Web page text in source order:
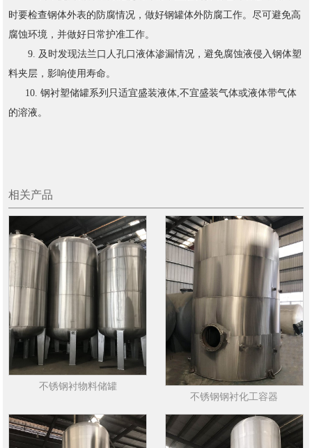
时要检查钢体外表的防腐情况，做好钢罐体外防腐工作。尽可避免高
腐蚀环境，并做好日常护准工作。
9. 及时发现法兰口人孔口液体渗漏情况，避免腐蚀液侵入钢体塑
料夹层，影响使用寿命。
10. 钢衬塑储罐系列只适宜盛装液体,不宜盛装气体或液体带气体
的溶液。
相关产品
不锈钢衬物料储罐
不锈钢钢衬化工容器